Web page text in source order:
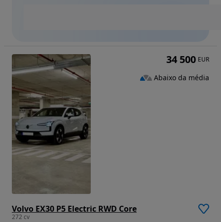
Volvo EX30 P5 Electric RWD Core
272 cv
34 500 EUR
Abaixo da média